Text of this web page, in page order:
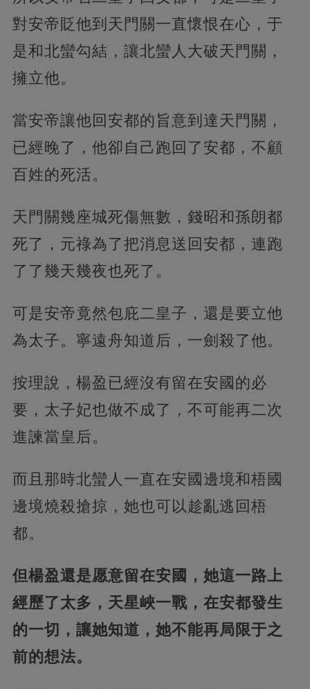
對安帝貶他到天門關一直懷恨在心，于
是和北蠻勾結，讓北蠻人大破天門關，
擁立他。
當安帝讓他回安都的旨意到達天門關，
已經晚了，他卻自己跑回了安都，不顧
百姓的死活。
天門關幾座城死傷無數，錢昭和孫朗都
死了，元祿為了把消息送回安都，連跑
了了幾天幾夜也死了。
可是安帝竟然包庇二皇子，還是要立他
為太子。寧遠舟知道后，一劍殺了他。
按理說，楊盈已經沒有留在安國的必
要，太子妃也做不成了，不可能再二次
進諫當皇后。
而且那時北蠻人一直在安國邊境和梧國
邊境燒殺搶掠，她也可以趁亂逃回梧
都。
但楊盈還是愿意留在安國，她這一路上
經歷了太多，天星峽一戰，在安都發生
的一切，讓她知道，她不能再局限于之
前的想法。